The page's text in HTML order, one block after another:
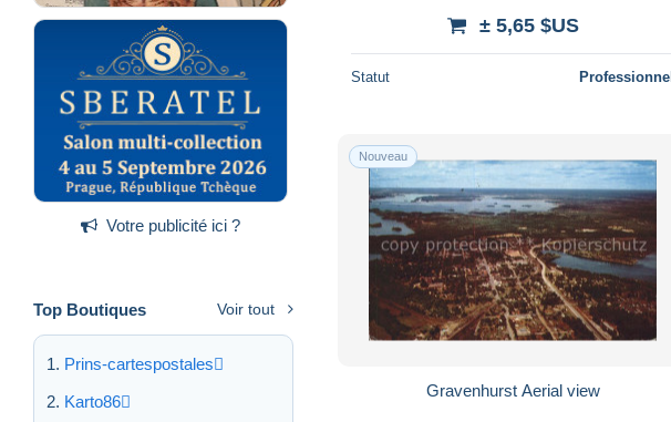
Votre publicité ici ?
Top Boutiques Voir tout
Prins-cartespostales
Karto86
± 5,65 $US
Statut Professionnel
Nouveau
Gravenhurst Aerial view